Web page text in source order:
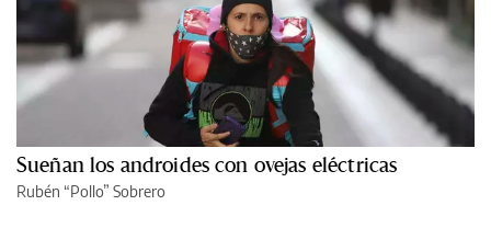
Sueñan los androides con ovejas eléctricas
Rubén “Pollo” Sobrero